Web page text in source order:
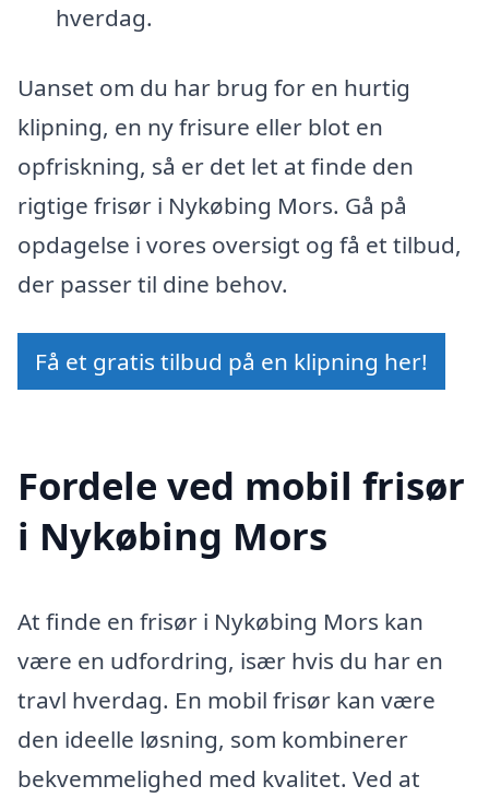
hverdag.
Uanset om du har brug for en hurtig
klipning, en ny frisure eller blot en
opfriskning, så er det let at finde den
rigtige frisør i Nykøbing Mors. Gå på
opdagelse i vores oversigt og få et tilbud,
der passer til dine behov.
Få et gratis tilbud på en klipning her!
Fordele ved mobil frisør
i Nykøbing Mors
At finde en frisør i Nykøbing Mors kan
være en udfordring, især hvis du har en
travl hverdag. En mobil frisør kan være
den ideelle løsning, som kombinerer
bekvemmelighed med kvalitet. Ved at